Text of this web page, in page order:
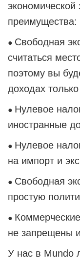
преимущества:
● Свободная
считаться
поэтому вы
доходах
● Нулевое
иностранные
● Нулевое
на импорт и
● Свободная
простую
●
не запрещены
У нас в Mundo